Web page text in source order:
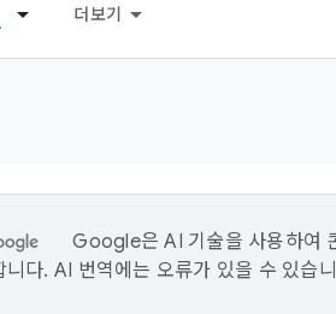
더보기
Google은 AI 기술을 사용하여
니다. AI 번역에는 오류가 있을 수 있습